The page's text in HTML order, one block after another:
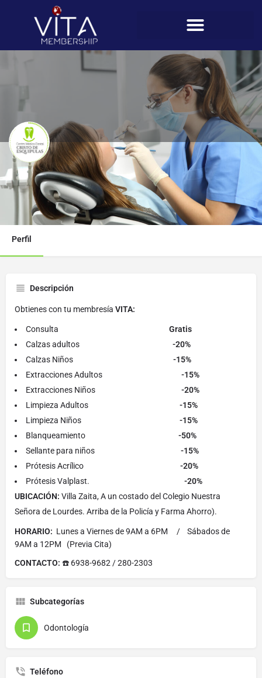
Clínica dental Cristo de Esquipulas
Teléfono
6938-9682
Perfil
Descripción
Obtienes con tu membresía VITA:
Consulta Gratis
Calzas adultos -20%
Calzas Niños
-15%
Extracciones Adultos -15%
Extracciones Niños -20%
Limpieza Adultos -15%
Limpieza Niños
-15%
Blanqueamiento -50%
Sellante para niños -15%
Prótesis Acrílico -20%
Prótesis Valplast. -20%
UBICACIÓN: Villa Zaita, A un costado del Colegio Nuestra
Señora de Lourdes. Arriba de la Policía y Farma Ahorro).
HORARIO: Lunes a Viernes de 9AM a 6PM / Sábados de
9AM a 12PM (Previa Cita)
CONTACTO: ☎️ 6938-9682 / 280-2303
Subcategorías
Odontología
Teléfono